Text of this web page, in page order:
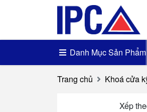
Danh Mục Sản Phẩm
Trang chủ Khoá cửa
Xếp